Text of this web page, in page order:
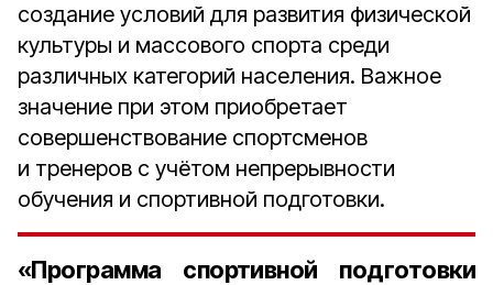
создание условий для развития физической
культуры и массового спорта среди
различных категорий населения. Важное
значение при этом приобретает
совершенствование спортсменов
и тренеров с учётом непрерывности
обучения и спортивной подготовки.
«Программа спортивной подготовки